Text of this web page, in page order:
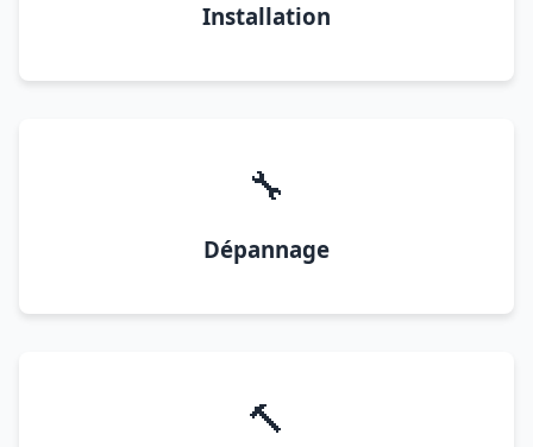
Installation
🔧
Dépannage
🔨